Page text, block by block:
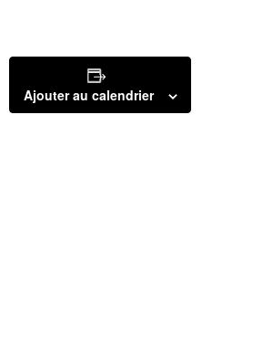
Ajouter au calendrier